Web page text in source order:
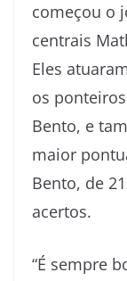
começou o
centrais
Eles
os
Bento, e
maior
Bento, de
acertos.
“É sempre